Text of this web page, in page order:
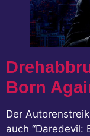
Born
Der
auch “Daredevil: